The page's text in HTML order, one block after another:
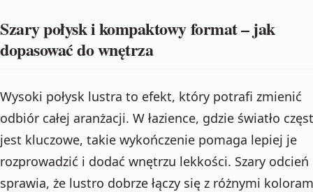
Szary połysk i kompaktowy format – jak
dopasować do wnętrza
Wysoki połysk lustra to efekt, który potrafi zmienić
odbiór całej aranżacji. W łazience, gdzie światło
jest kluczowe, takie wykończenie pomaga lepiej je
rozprowadzić i dodać wnętrzu lekkości. Szary odcień
sprawia, że lustro dobrze łączy się z różnymi